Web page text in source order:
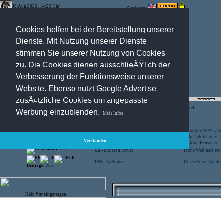
Cookies helfen bei der Bereitstellung unserer
Dienste. Mit Nutzung unserer Dienste
stimmen Sie unserer Nutzung von Cookies
zu. Die Cookies dienen ausschlieÃŸlich der
Verbesserung der Funktionsweise unserer
Website. Ebenso nutzt Google Advertise
zusÃ¤tzliche Cookies um angepasste
Werbung einzublenden.
Mehr Infos
Verstanden
09.Aug.2026 , 14:25 Uhr Optionen:
Artikel
Besucher:44458771 CS -SniperWar Server
Goodbye 2025 –
SofaDaddler goes
CS -FunYard
40 Mio. Beuscher
Benutzer: 618 CS -Mansion Server
Frohe
GB-
Beiträge: 285
CSS - Spelunke Unser
Kein War eingetragen